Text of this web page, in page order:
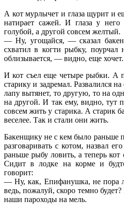
А кот мурлычет и глаза щурит и
натирает сажей. И глаза у
голубой, а другой совсем желтый.
— Ну, угощайся, — сказал
схватил в когти рыбку,
облизывается, — видно, еще хочет.
И кот съел еще четыре рыбки. А
старику и задремал. Развалился
лапу вытянет, то другую, то на
на другой. И так ему, видно, тут
совсем жить у старика. А старик
веселее. Так и стали они жить.
Бакенщику не с кем было раньше
разговаривать с котом, назвал
раньше рыбу ловить, а теперь кот
Сидит в лодке на корме и
говорит:
— Ну, как, Епифанушка, не пора
ведь, пожалуй, скоро темно
наши пароходы на мель.